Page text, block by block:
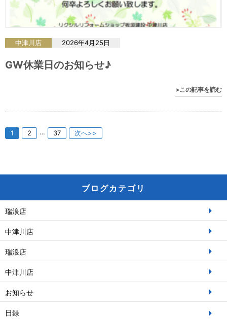
中津川店 2026年4月25日
GW休業日のお知らせ♪
>この記事を読む
1 2 … 37 次へ>>
ブログカテゴリ
瑞浪店
中津川店
瑞浪店
中津川店
お知らせ
日録